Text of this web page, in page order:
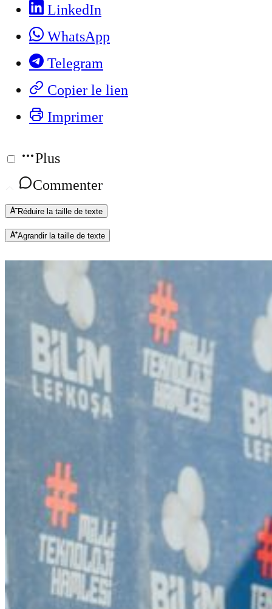
LinkedIn
WhatsApp
Telegram
Copier le lien
Imprimer
Plus
Commenter
Réduire la taille de texte
Agrandir la taille de texte